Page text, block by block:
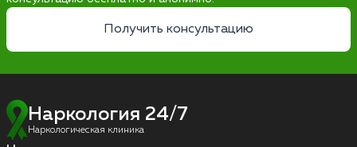
Получить консультацию
Наркология 24/7
Наркологическая клиника